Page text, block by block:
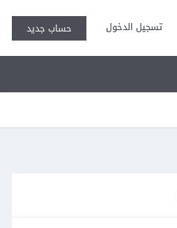
تسجيل الدخول حساب جديد